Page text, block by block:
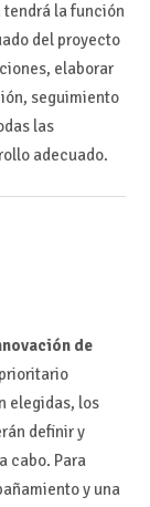
tendrá la función
del proyecto
elaborar
seguimiento
las
adecuado.
de
elegidas, los
definir y
cabo. Para
y una